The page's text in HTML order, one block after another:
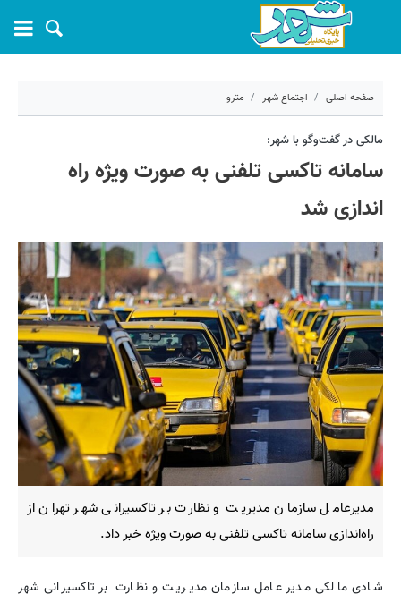
صفحه اصلی اجتماع شهر مترو
۱ تیر ۱۴۰۴ - ۱۰:۳۴
کد مطلب:69606
مالکی در گفت‌وگو با شهر:
سامانه تاکسی تلفنی به صورت ویژه راه
اندازی شد
مدیرعامل سازمان مدیریت و نظارت بر تاکسیرانی شهر تهران از
راه‌اندازی سامانه تاکسی تلفنی به صورت ویژه خبر داد.
شادی مالکی مدیر عامل سازمان مدیریت و نظارت بر تاکسیرانی شهر